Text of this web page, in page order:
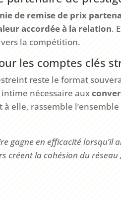
de remise de prix
accordée à la relation.
la compétition.
les comptes clés
reste le format
nécessaire aux
à elle, rassemble
gagne en efficacité lorsqu’il
créent la cohésion du réseau